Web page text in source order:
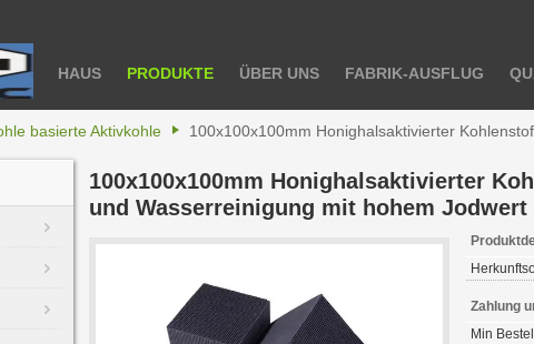
HAUS PRODUKTE ÜBER UNS FABRIK-AUSFLUG
basierte Aktivkohle
100x100x100mm Honighalsaktivierter
100x100x100mm Honighalsaktivierter
und Wasserreinigung mit hohem Jodwert
Zahlung
Min